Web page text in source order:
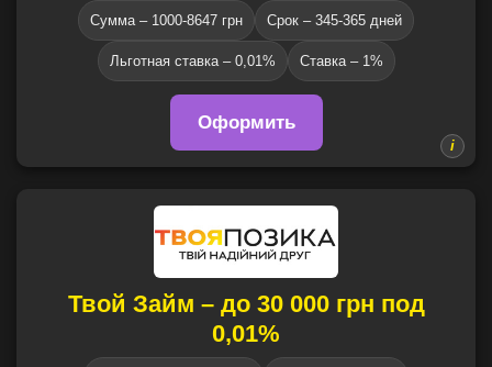
Сумма – 1000-8647 грн Срок – 345-365 дней
Льготная ставка – 0,01% Ставка – 1%
Оформить
Твой Займ – до 30 000 грн под
0,01%